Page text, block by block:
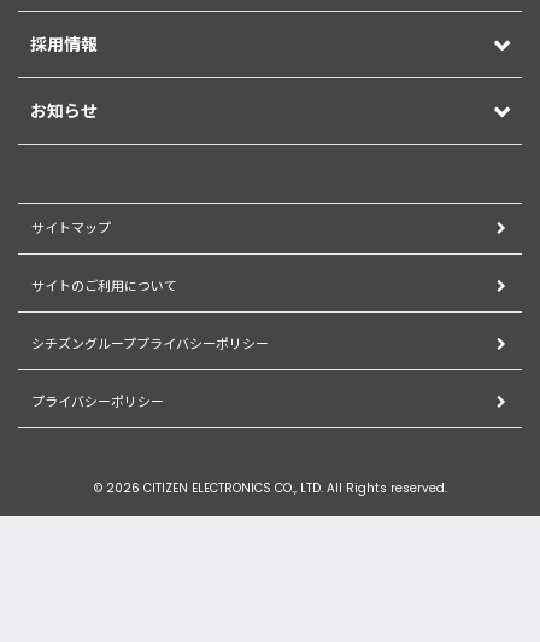
採用情報
お知らせ
サイトマップ
サイトのご利用について
シチズングループプライバシーポリシー
プライバシーポリシー
© 2026 CITIZEN ELECTRONICS CO., LTD. All Rights reserved.